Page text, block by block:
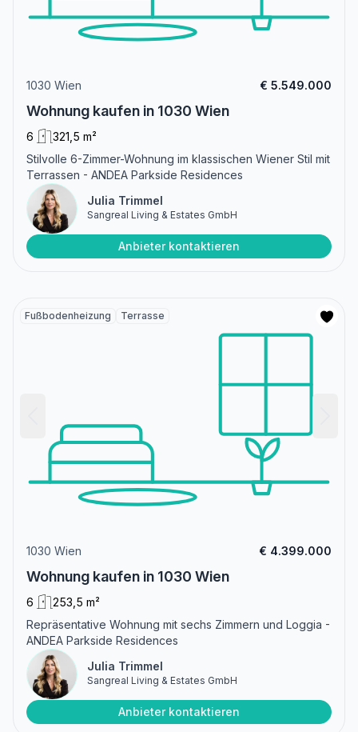
1030 Wien € 5.549.000
Wohnung kaufen in 1030 Wien
6
321,5 m²
Stilvolle 6-Zimmer-Wohnung im klassischen Wiener Stil mit
Terrassen - ANDEA Parkside Residences
Julia Trimmel
Sangreal Living & Estates GmbH
Anbieter kontaktieren
Fußbodenheizung Terrasse
1030 Wien € 4.399.000
Wohnung kaufen in 1030 Wien
6
253,5 m²
Repräsentative Wohnung mit sechs Zimmern und Loggia -
ANDEA Parkside Residences
Julia Trimmel
Sangreal Living & Estates GmbH
Anbieter kontaktieren